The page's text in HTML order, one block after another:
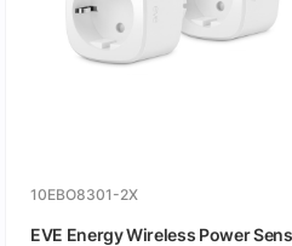
10EBO8301-2X
EVE Energy Wireless Power